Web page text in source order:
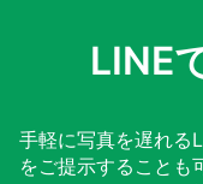
LINE
手軽に写真を遅れる
をご提示することも